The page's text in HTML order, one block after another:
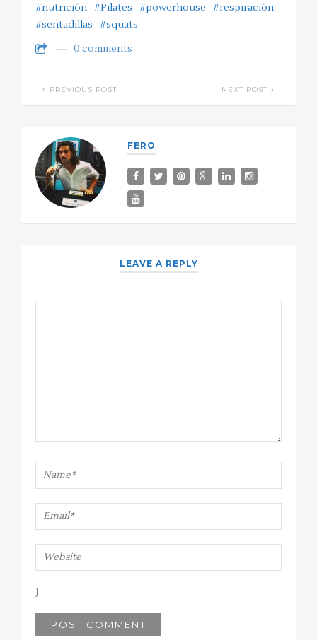
#nutrición #Pilates #powerhouse
#respiración
#sentadillas
#squats
0 comments
PREVIOUS POST NEXT POST
FERO
LEAVE A REPLY